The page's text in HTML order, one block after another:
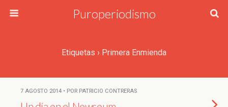
Puroperiodismo
Etiquetas › Primera Enmienda
7 AGOSTO 2014 • POR PATRICIO CONTRERAS